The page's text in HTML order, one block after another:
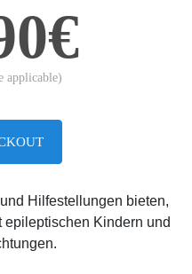
applicable)
Hilfestellungen bieten,
Kindern und